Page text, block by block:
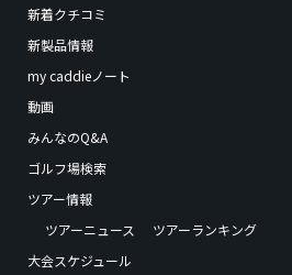
新着クチコミ
新製品情報
my caddieノート
動画
みんなのQ&A
ゴルフ場検索
ツアー情報
ツアーニュース
ツアーランキング
大会スケジュール